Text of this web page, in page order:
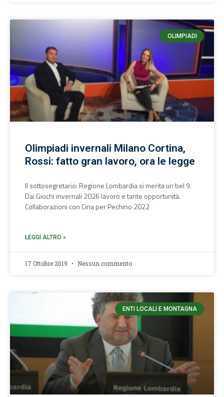
OLIMPIADI
Olimpiadi invernali Milano Cortina,
Rossi: fatto gran lavoro, ora le legge
Il sottosegretario: Regione Lombardia si merita un bel 9.
Dai Giochi invernali 2026 lavoro e tante opportunità.
Collaborazioni con Cina per Pechino 2022
LEGGI ALTRO »
17 Ottobre 2019 Nessun commento
ENTI LOCALI E MONTAGNA